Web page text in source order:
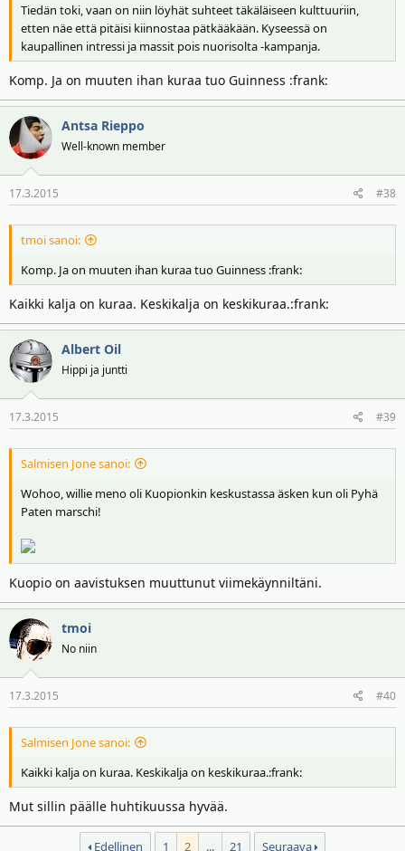
Tiedän toki, vaan on niin löyhät suhteet täkäläiseen kulttuuriin,
etten näe että pitäisi kiinnostaa pätkääkään. Kyseessä on
kaupallinen intressi ja massit pois nuorisolta -kampanja.
Komp. Ja on muuten ihan kuraa tuo Guinness :frank:
Antsa Rieppo
Well-known member
17.3.2015 #38
tmoi sanoi:
Komp. Ja on muuten ihan kuraa tuo Guinness :frank:
Kaikki kalja on kuraa. Keskikalja on keskikuraa.:frank:
Albert Oil
Hippi ja juntti
17.3.2015 #39
Salmisen Jone sanoi:
Wohoo, willie meno oli Kuopionkin keskustassa äsken kun oli Pyhä
Paten marschi!
Kuopio on aavistuksen muuttunut viimekäynniltäni.
tmoi
No niin
17.3.2015 #40
Salmisen Jone sanoi:
Kaikki kalja on kuraa. Keskikalja on keskikuraa.:frank:
Mut sillin päälle huhtikuussa hyvää.
Edellinen 1 2 ... 21 Seuraava